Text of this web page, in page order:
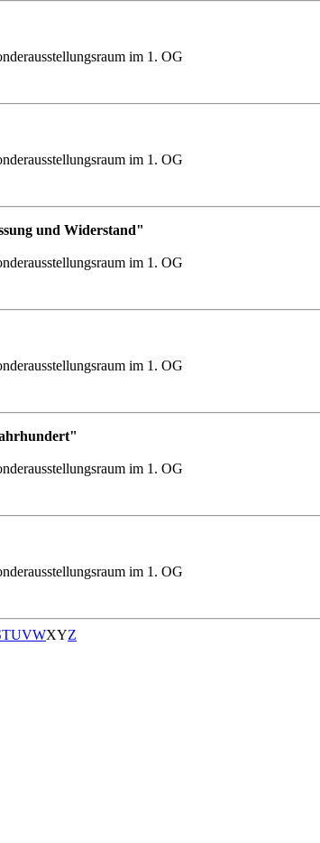
im 1. OG
im 1. OG
und Widerstand"
im 1. OG
im 1. OG
im 1. OG
im 1. OG
TUVWXYZ